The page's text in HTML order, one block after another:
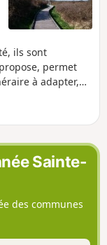
ils sont
permet
Sainte-
des communes